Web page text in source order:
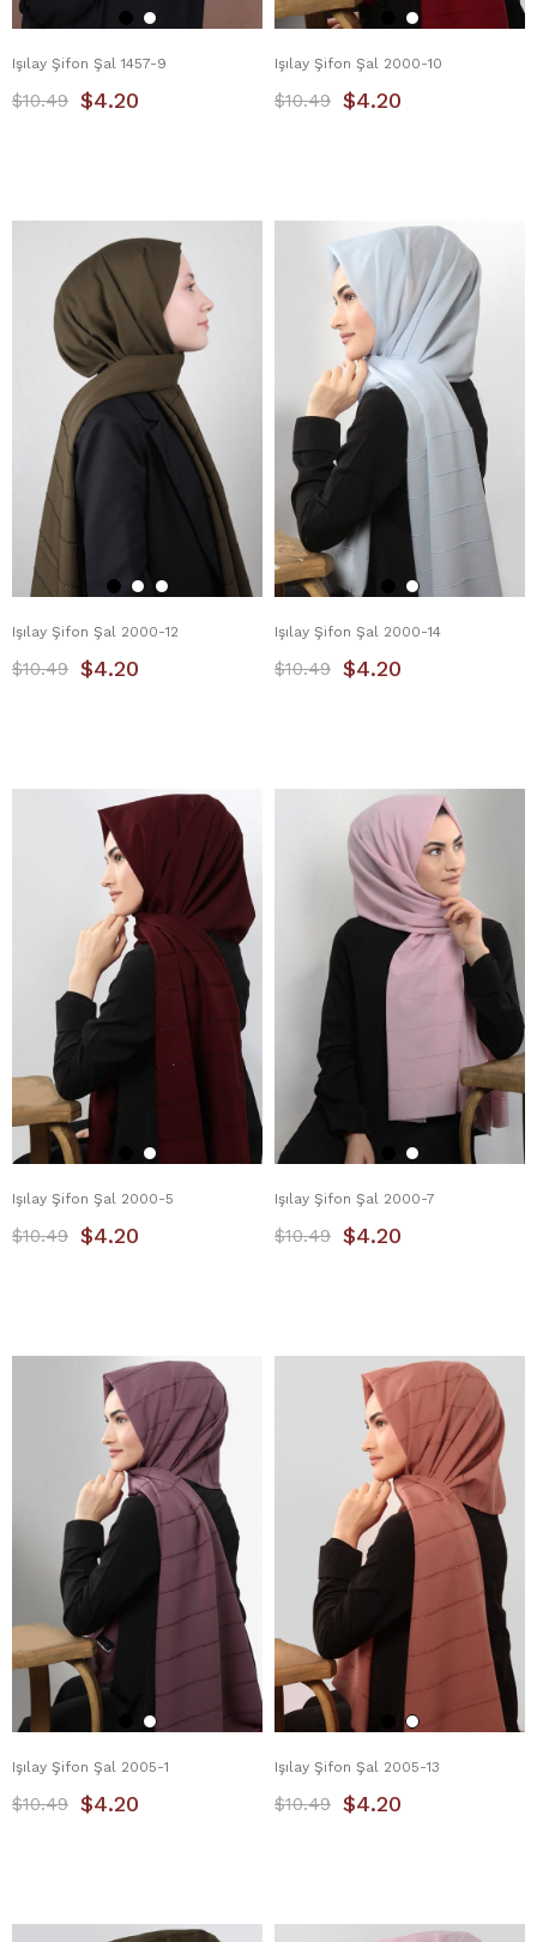
Işılay Şifon Şal 1457-9
$4.20
$10.49
Işılay Şifon Şal 2000-10
$4.20
$10.49
Işılay Şifon Şal 2000-12
$4.20
$10.49
Işılay Şifon Şal 2000-14
$4.20
$10.49
Işılay Şifon Şal 2000-5
$4.20
$10.49
Işılay Şifon Şal 2000-7
$4.20
$10.49
Işılay Şifon Şal 2005-1
$4.20
$10.49
Işılay Şifon Şal 2005-13
$4.20
$10.49